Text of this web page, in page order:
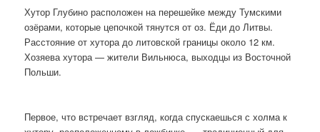
Хутор Глубино расположен на перешейке между Тумскими
озёрами, которые цепочкой тянутся от оз. Ёди до Литвы.
Расстояние от хутора до литовской границы около 12 км.
Хозяева хутора — жители Вильнюса, выходцы из Восточной
Польши.
Первое, что встречает взгляд, когда спускаешься с холма к